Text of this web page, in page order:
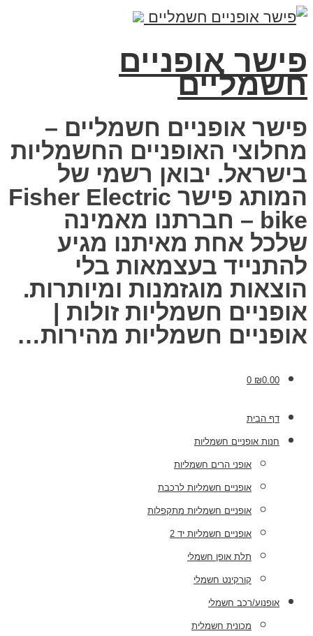
פישר אופניים
חשמליים
פישר אופניים חשמליים –
מחלוצי האופניים החשמליות
בישראל. יבואן רשמי של
המותג פישר Fisher Electric
bike – חברתנו מאמינה
שלכל אחת מאיתנו מגיע
להתנייד בעצמאות בלי
הוצאות מוגזמנות ומיותרות.
אופניים חשמליות זולות |
אופניים חשמליות מהירות…
₪0.00
0
דף הבית
חנות אופניים חשמליות
אופני הרים חשמליות
אופניים חשמליות לרכבת
אופניים חשמליות מתקפלות
אופניים חשמליות יד 2
תלת אופן חשמלי
קורקינט חשמלי
אופנוע/רכב חשמלי
מכונית חשמלית